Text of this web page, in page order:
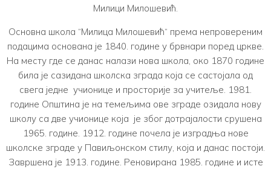
Милици Милошевић.
Основна школа “Милица Милошевић“ према непровереним
подацима основана је 1840. године у брвнари поред цркве.
На месту где се данас налази нова школа, око 1870 године
била је сазидана школска зграда која се састојала од
свега једне учионице и просторије за учитеље. 1981.
године Општина је на темељима ове зграде озидала нову
школу са две учионице која је због дотрајалости срушена
1965. године. 1912. године почела је изградња нове
школске зграде у Павиљонском стилу, која и данас постоји.
Завршена је 1913. године. Реновирана 1985. године и исте